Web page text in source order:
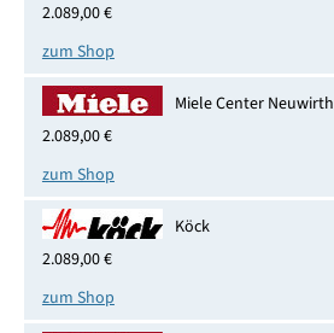
2.089,00 €
zum Shop
Miele Center Neuwirth
2.089,00 €
zum Shop
Köck
2.089,00 €
zum Shop